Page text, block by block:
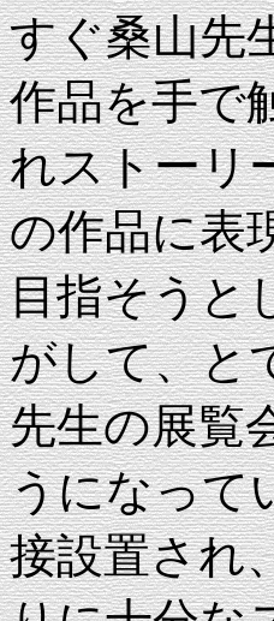
すぐ桑山先
作品を手で
れストーリ
の作品に表
目指そうと
がして、と
先生の展覧
うになって
接設置され